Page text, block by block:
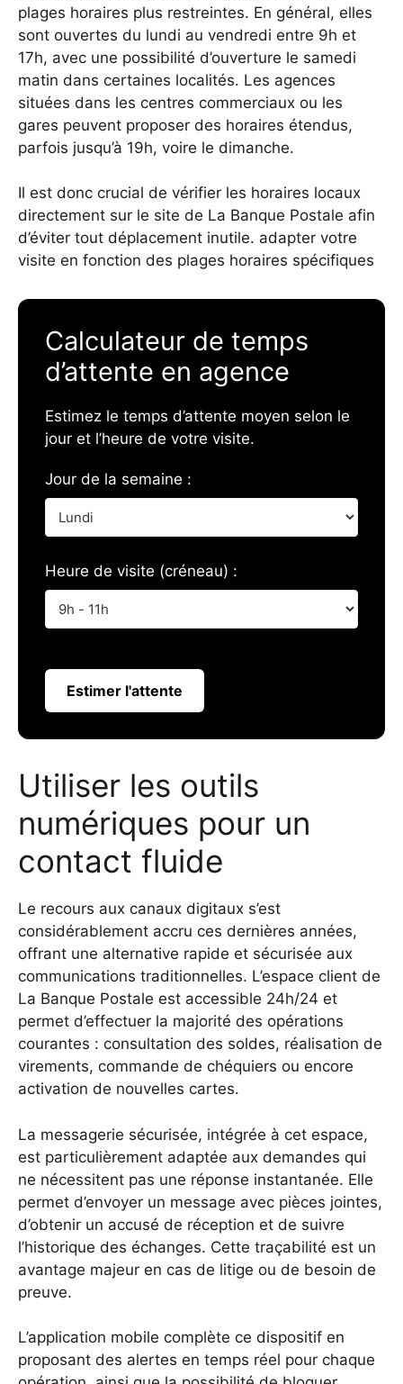
plages horaires plus restreintes. En général, elles
sont ouvertes du lundi au vendredi entre 9h et
17h, avec une possibilité d’ouverture le samedi
matin dans certaines localités. Les agences
situées dans les centres commerciaux ou les
gares peuvent proposer des horaires étendus,
parfois jusqu’à 19h, voire le dimanche.
Il est donc crucial de vérifier les horaires locaux
directement sur le site de La Banque Postale afin
d’éviter tout déplacement inutile. adapter votre
visite en fonction des plages horaires spécifiques
Calculateur de temps
d’attente en agence
Estimez le temps d’attente moyen selon le
jour et l’heure de votre visite.
Jour de la semaine :
Heure de visite (créneau) :
Estimer l'attente
Utiliser les outils
numériques pour un
contact fluide
Le recours aux canaux digitaux s’est
considérablement accru ces dernières années,
offrant une alternative rapide et sécurisée aux
communications traditionnelles. L’espace client de
La Banque Postale est accessible 24h/24 et
permet d’effectuer la majorité des opérations
courantes : consultation des soldes, réalisation de
virements, commande de chéquiers ou encore
activation de nouvelles cartes.
La messagerie sécurisée, intégrée à cet espace,
est particulièrement adaptée aux demandes qui
ne nécessitent pas une réponse instantanée. Elle
permet d’envoyer un message avec pièces jointes,
d’obtenir un accusé de réception et de suivre
l’historique des échanges. Cette traçabilité est un
avantage majeur en cas de litige ou de besoin de
preuve.
L’application mobile complète ce dispositif en
proposant des alertes en temps réel pour chaque